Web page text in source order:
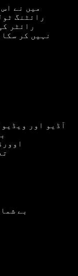
میں نے
رائٹنگ
رائٹر
نہیں کر
آڈیو اور
بے